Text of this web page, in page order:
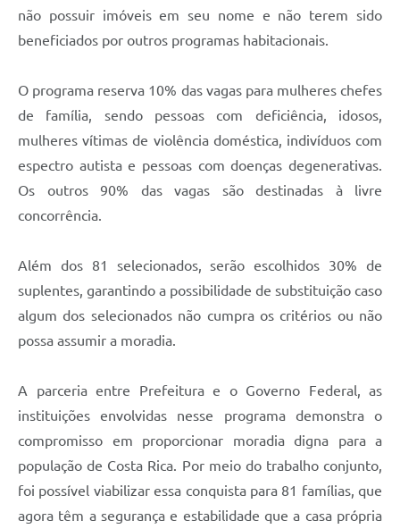
não possuir imóveis em seu nome e não terem sido
beneficiados por outros programas habitacionais.
O programa reserva 10% das vagas para mulheres chefes
de família, sendo pessoas com deficiência, idosos,
mulheres vítimas de violência doméstica, indivíduos com
espectro autista e pessoas com doenças degenerativas.
Os outros 90% das vagas são destinadas à livre
concorrência.
Além dos 81 selecionados, serão escolhidos 30% de
suplentes, garantindo a possibilidade de substituição caso
algum dos selecionados não cumpra os critérios ou não
possa assumir a moradia.
A parceria entre Prefeitura e o Governo Federal, as
instituições envolvidas nesse programa demonstra o
compromisso em proporcionar moradia digna para a
população de Costa Rica. Por meio do trabalho conjunto,
foi possível viabilizar essa conquista para 81 famílias, que
agora têm a segurança e estabilidade que a casa própria